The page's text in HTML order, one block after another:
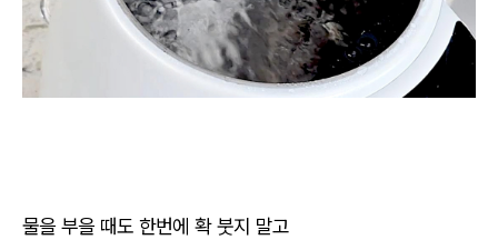
물을 부을 때도 한번에 확 붓지 말고